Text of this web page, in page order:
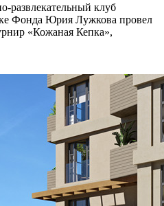
развлекательный клуб
Фонда Юрия Лужкова провел
«Кожаная Кепка»,